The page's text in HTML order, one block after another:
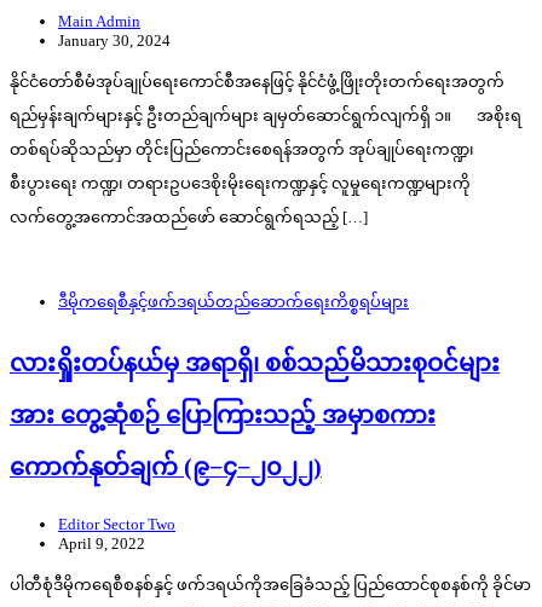
Main Admin
January 30, 2024
နိုင်ငံတော်စီမံအုပ်ချုပ်ရေးကောင်စီအနေဖြင့် နိုင်ငံဖွံ့ဖြိုးတိုးတက်ရေးအတွက်
ရည်မှန်းချက်များနှင့် ဦးတည်ချက်များ ချမှတ်ဆောင်ရွက်လျက်ရှိ ၁။ အစိုးရ
တစ်ရပ်ဆိုသည်မှာ တိုင်းပြည်ကောင်းစေရန်အတွက် အုပ်ချုပ်ရေးကဏ္ဍ၊
စီးပွားရေး ကဏ္ဍ၊ တရားဥပဒေစိုးမိုးရေးကဏ္ဍနှင့် လူမှုရေးကဏ္ဍများကို
လက်တွေ့အကောင်အထည်ဖော် ဆောင်ရွက်ရသည့် […]
ဒီမိုကရေစီနှင့်ဖက်ဒရယ်တည်ဆောက်‌ရေးကိစ္စရပ်များ
လားရှိုးတပ်နယ်မှ အရာရှိ၊ စစ်သည်မိသားစုဝင်များ
အား တွေ့ဆုံစဉ် ပြောကြားသည့် အမှာစကား
ကောက်နုတ်ချက် (၉−၄−၂၀၂၂)
Editor Sector Two
April 9, 2022
ပါတီစုံဒီမိုကရေစီစနစ်နှင့် ဖက်ဒရယ်ကိုအခြေခံသည့် ပြည်ထောင်စုစနစ်ကို ခိုင်မာ